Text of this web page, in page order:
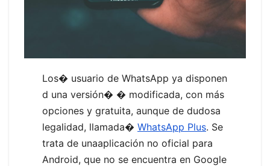
Los� usuario de WhatsApp ya disponen
d una versión� � modificada, con más
opciones y gratuita, aunque de dudosa
legalidad, llamada� WhatsApp Plus. Se
trata de unaaplicación no oficial para
Android, que no se encuentra en Google